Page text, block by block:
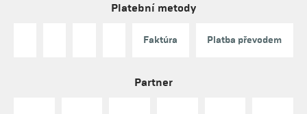
Platební metody
Faktúra Platba převodem
Partner